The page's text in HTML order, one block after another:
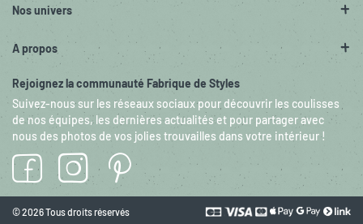
Nos univers
A propos
Rejoignez la communauté Fabrique de Styles
Suivez-nous sur les réseaux sociaux pour découvrir les coulisses
de nos équipes, les dernières actualités et pour partager avec
nous des photos de vos jolies trouvailles dans votre intérieur !
© 2026 Tous droits réservés